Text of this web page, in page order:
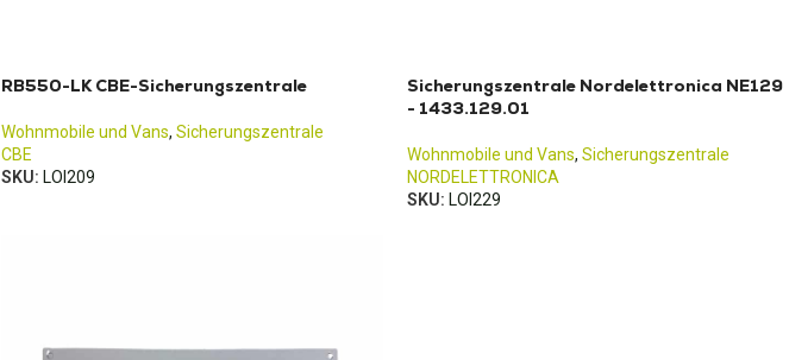
RB550-LK CBE-Sicherungszentrale
Wohnmobile und Vans, Sicherungszentrale
CBE
SKU: LOI209
Sicherungszentrale Nordelettronica NE129
- 1433.129.01
Wohnmobile und Vans, Sicherungszentrale
NORDELETTRONICA
SKU: LOI229